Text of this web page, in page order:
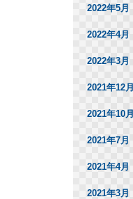
2022年5月
2022年4月
2022年3月
2021年12月
2021年10月
2021年7月
2021年4月
2021年3月